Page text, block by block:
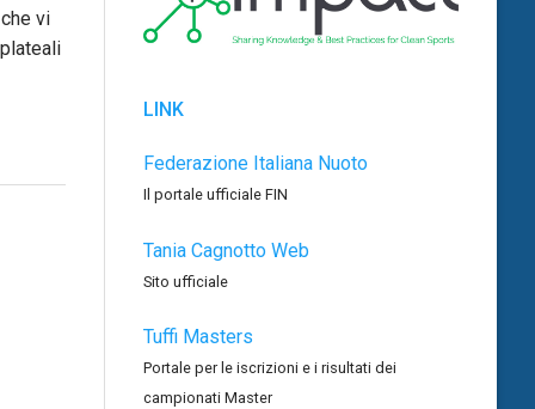
vi
LINK
Federazione Italiana Nuoto
Il portale ufficiale FIN
Tania Cagnotto Web
Sito ufficiale
Tuffi Masters
Portale per le iscrizioni e i risultati dei
campionati Master